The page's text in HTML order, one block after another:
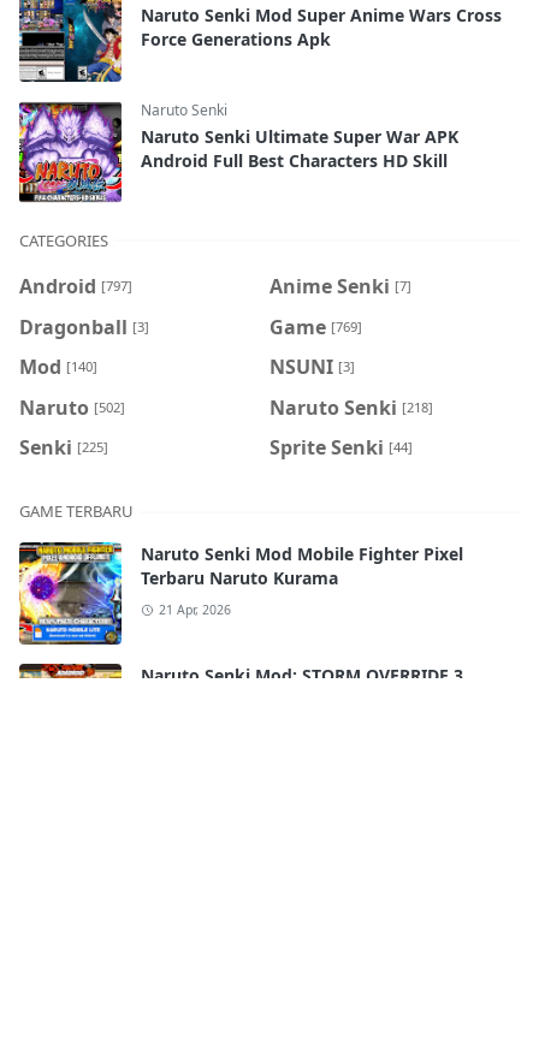
Naruto Senki Mod Super Anime Wars Cross
Force Generations Apk
Naruto Senki
Naruto Senki Ultimate Super War APK
Android Full Best Characters HD Skill
CATEGORIES
Android [797] Anime Senki [7]
Dragonball [3] Game [769]
Mod [140] NSUNI [3]
Naruto [502] Naruto Senki [218]
Senki [225] Sprite Senki [44]
GAME TERBARU
Naruto Senki Mod Mobile Fighter Pixel
Terbaru Naruto Kurama
21 Apr, 2026
Naruto Senki Mod: STORM OVERRIDE 3